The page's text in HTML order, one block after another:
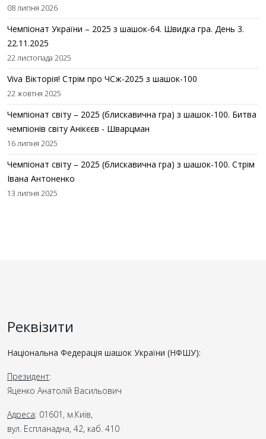
08 липня 2026
Чемпіонат України – 2025 з шашок-64. Швидка гра. День 3.
22.11.2025
22 листопада 2025
Viva Вікторія! Стрім про ЧСж-2025 з шашок-100
22 жовтня 2025
Чемпіонат світу – 2025 (блискавична гра) з шашок-100. Битва
чемпіонів світу Анікєєв - Шварцман
16 липня 2025
Чемпіонат світу – 2025 (блискавична гра) з шашок-100. Стрім
Івана Антоненко
13 липня 2025
Реквізити
Національна Федерація шашок України (НФШУ):
Президент:
Яценко Анатолій Васильович
Адреса: 01601, м.Київ,
вул. Еспланадна, 42, каб. 410